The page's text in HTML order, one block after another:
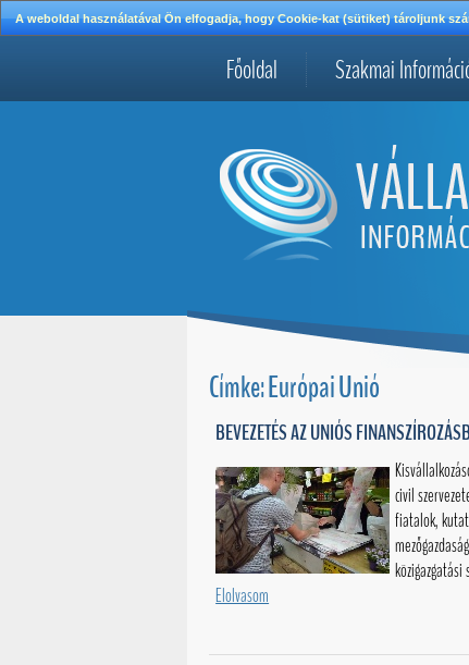
A weboldal használatával Ön elfogadja, hogy Cookie-kat (sütiket) tároljunk
Főoldal Szakmai
Címke: Európai Unió
BEVEZETÉS AZ UNIÓS
civil
fiatalok,
közigazgatási
Elolvasom